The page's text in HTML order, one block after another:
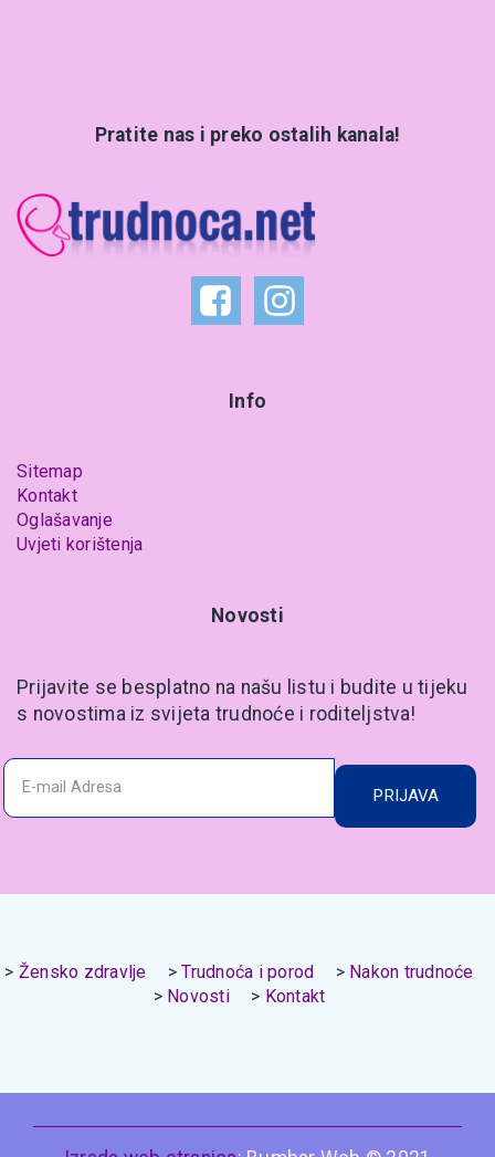
Pratite nas i preko ostalih kanala!
Info
Sitemap
Kontakt
Oglašavanje
Uvjeti korištenja
Novosti
Prijavite se besplatno na našu listu i budite u tijeku
s novostima iz svijeta trudnoće i roditeljstva!
PRIJAVA
Žensko zdravlje Trudnoća i porod
Nakon trudnoće
Novosti
Kontakt